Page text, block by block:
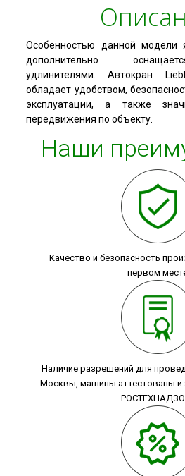
Особенностью данной модели
дополнительно
удлинителями. Автокран
обладает удобством,
эксплуатации, а также
передвижения по объекту.
Наши
Качество и безопасность
первом
Наличие разрешений для
Москвы, машины аттестованы и